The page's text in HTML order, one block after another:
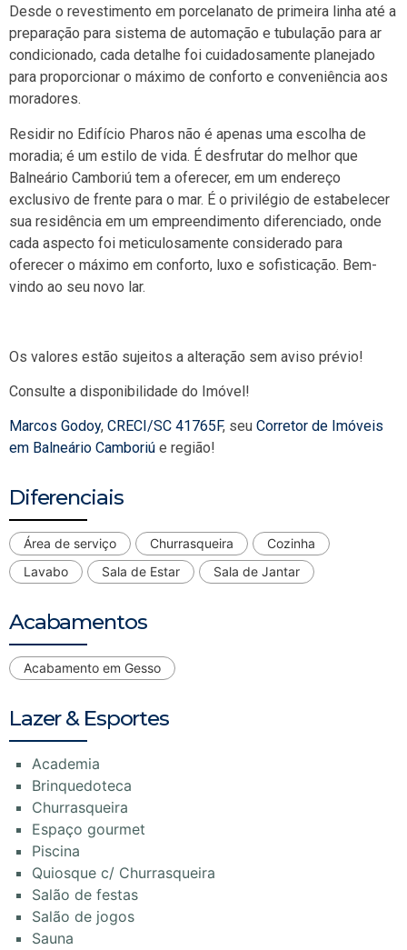
Desde o revestimento em porcelanato de primeira linha até a
preparação para sistema de automação e tubulação para ar
condicionado, cada detalhe foi cuidadosamente planejado
para proporcionar o máximo de conforto e conveniência aos
moradores.
Residir no Edifício Pharos não é apenas uma escolha de
moradia; é um estilo de vida. É desfrutar do melhor que
Balneário Camboriú tem a oferecer, em um endereço
exclusivo de frente para o mar. É o privilégio de estabelecer
sua residência em um empreendimento diferenciado, onde
cada aspecto foi meticulosamente considerado para
oferecer o máximo em conforto, luxo e sofisticação. Bem-
vindo ao seu novo lar.
Os valores estão sujeitos a alteração sem aviso prévio!
Consulte a disponibilidade do Imóvel!
Marcos Godoy, CRECI/SC 41765F, seu Corretor de Imóveis
em Balneário Camboriú e região!
Diferenciais
Área de serviço Churrasqueira
Cozinha
Lavabo
Sala de Estar Sala de Jantar
Acabamentos
Acabamento em Gesso
Lazer & Esportes
Academia
Brinquedoteca
Churrasqueira
Espaço gourmet
Piscina
Quiosque c/ Churrasqueira
Salão de festas
Salão de jogos
Sauna